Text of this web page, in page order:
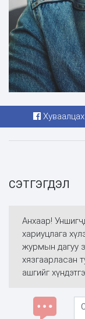
Хуваалцах
СЭТГЭГДЭЛ
Анхаар!
хариуцлага
журмын дагуу
хязгаарласан
ашгийг